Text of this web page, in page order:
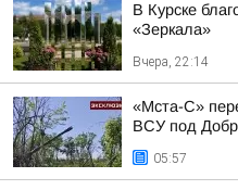
В Курске
«Зеркала»
Вчера, 22:14
«Мста-С»
ВСУ под
05:57